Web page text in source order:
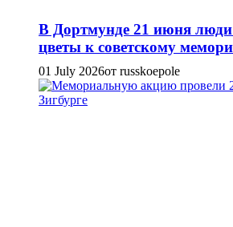
В Дортмунде 21 июня
цветы к советскому
01 July 2026от russkoepole